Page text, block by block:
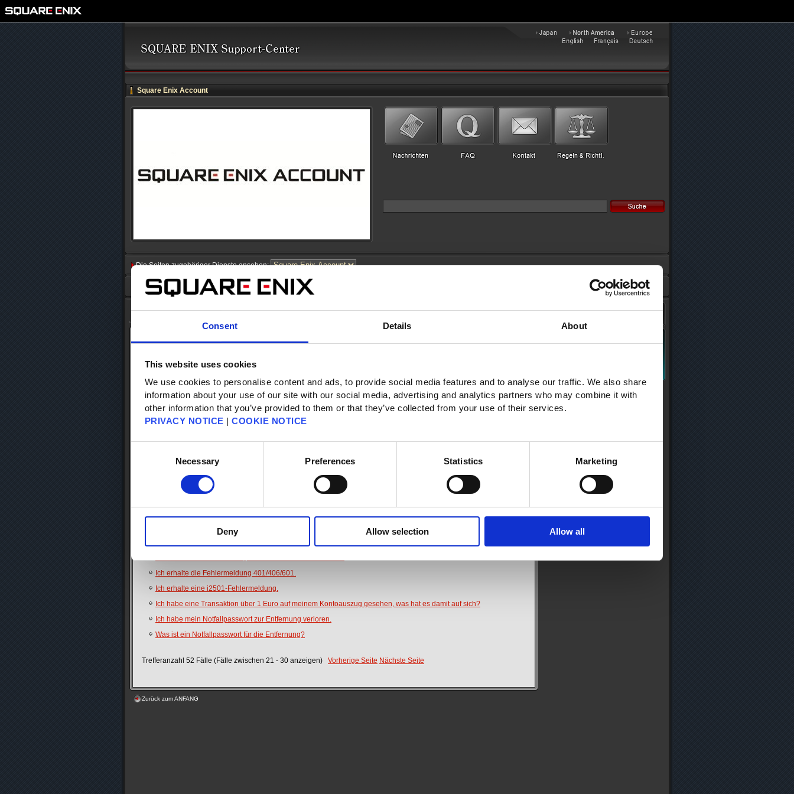
Consent Details About
This website uses cookies
We use cookies to personalise content and ads, to provide social media features and to analyse our traffic. We also share
information about your use of our site with our social media, advertising and analytics partners who may combine it with
other information that you’ve provided to them or that they’ve collected from your use of their services.
PRIVACY NOTICE | COOKIE NOTICE
Necessary Preferences Statistics Marketing
Deny Allow selection Allow all
Square Enix Account
Die Seiten zugehöriger Dienste ansehen:
Anfang- FAQ Suche
Datenbank-Suche
Datenbank-Kategorie
Stichwort-Suche
Artikel pro Seite
Suchergebnisse
Trefferanzahl 52 Fälle (Fälle zwischen 21 - 30 anzeigen)Vorherige Seite
Vorkehrungen gegen unerlaubten Zugriff
Ist es möglich sowohl ein Sicherheitszeichen als auch eine Authentifizierungs-App an mein Square Enix-Konto
gebunden zu haben?
Muss ich eine Authentifizierungs-App für jedes Spiel, das ich spiele, registrieren?
Ich erhalte die Fehlermeldung 401/406/601.
Ich erhalte eine i2501-Fehlermeldung.
Ich habe eine Transaktion über 1 Euro auf meinem Kontoauszug gesehen, was hat es damit auf sich?
Ich habe mein Notfallpasswort zur Entfernung verloren.
Was ist ein Notfallpasswort für die Entfernung?
Trefferanzahl 52 Fälle (Fälle zwischen 21 - 30 anzeigen) Vorherige Seite Nächste Seite
Zurück zum ANFANG